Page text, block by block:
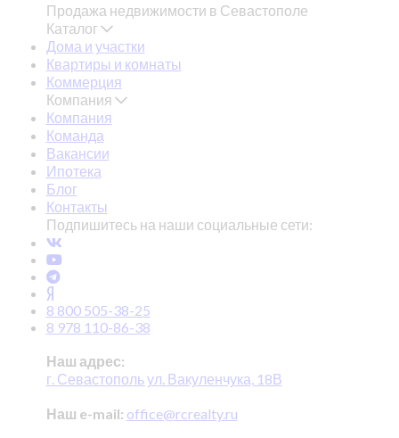
Продажа недвижимости в Севастополе
Каталог
Дома и участки
Квартиры и комнаты
Коммерция
Компания
Компания
Команда
Вакансии
Ипотека
Блог
Контакты
Подпишитесь на наши социальные сети:
8 800 505-38-25
8 978 110-86-38
Наш адрес:
г. Севастополь ул. Вакуленчука, 18В
Наш e-mail: office@rcrealty.ru